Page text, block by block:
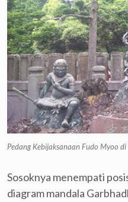
Pedang Kebijaksanaan Fudo Myoo
Sosoknya menempati
diagram mandala